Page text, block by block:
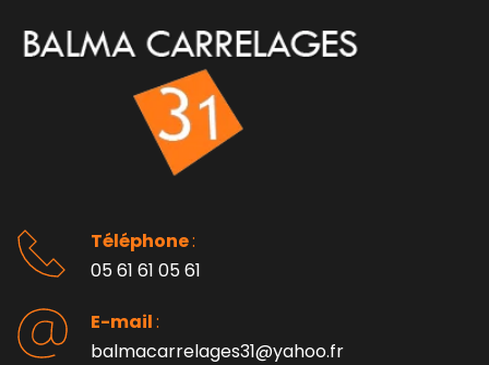
Téléphone :
05 61 61 05 61
E-mail :
balmacarrelages31@yahoo.fr